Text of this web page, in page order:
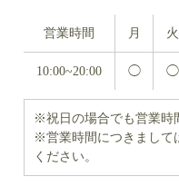
営業時間 月 火
10:00~20:00 ◯ ◯
※祝日の場合でも営業時
※営業時間につきまして
ください。